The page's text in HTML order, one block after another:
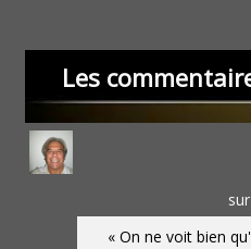
Les
sur
« On ne voit bien